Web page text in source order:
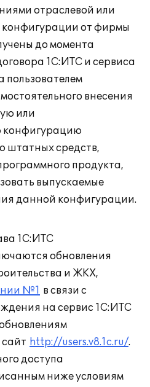
отраслевой или
от фирмы
до момента
1С:ИТС и сервиса
пользователем
внесения
или
конфигурацию
штатных средств,
продукта,
выпускаемые
данной конфигурации.
1С:ИТС
обновления
и ЖКХ,
№1 в связи с
на сервис 1С:ИТС
сайт http://users.v8.1c.ru/.
доступа
ниже условиям